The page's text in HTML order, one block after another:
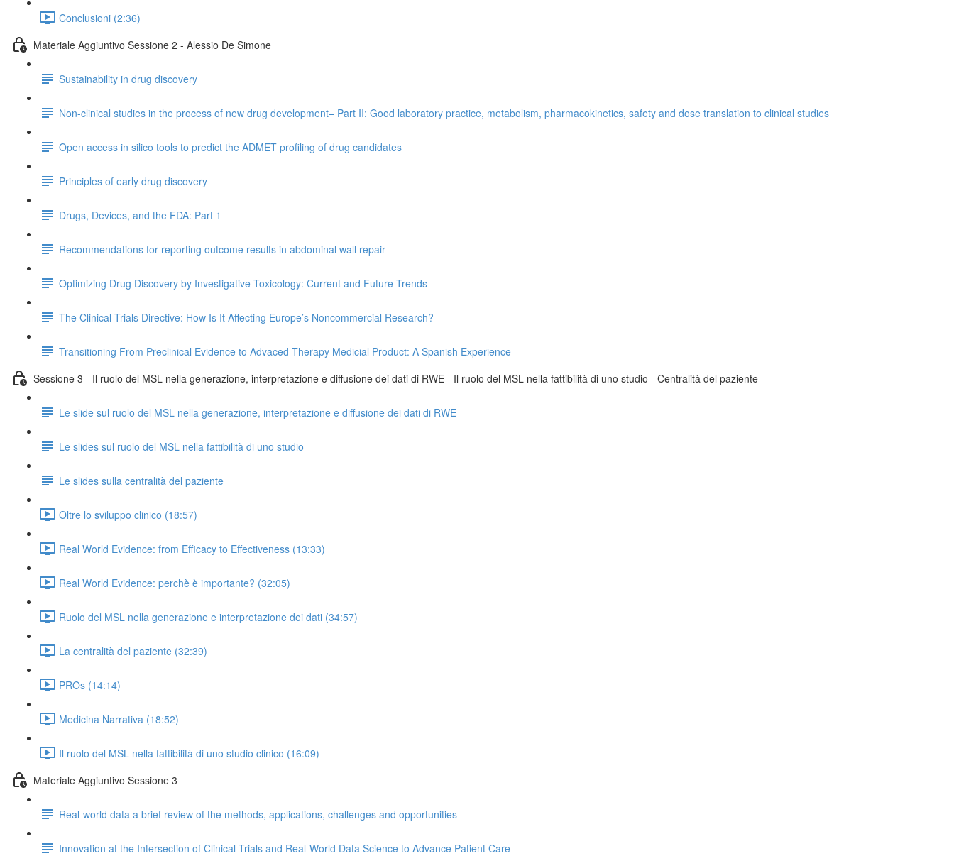
Conclusioni (2:36)
Materiale Aggiuntivo Sessione 2 - Alessio De Simone
Sustainability in drug discovery
Non-clinical studies in the process of new drug development– Part II: Good laboratory practice, metabolism, pharmacokinetics, safety and dose translation to clinical studies
Open access in silico tools to predict the ADMET profiling of drug candidates
Principles of early drug discovery
Drugs, Devices, and the FDA: Part 1
Recommendations for reporting outcome results in abdominal wall repair
Optimizing Drug Discovery by Investigative Toxicology: Current and Future Trends
The Clinical Trials Directive: How Is It Affecting Europe’s Noncommercial Research?
Transitioning From Preclinical Evidence to Advaced Therapy Medicial Product: A Spanish Experience
Sessione 3 - Il ruolo del MSL nella generazione, interpretazione e diffusione dei dati di RWE - Il ruolo del MSL nella fattibilità di uno studio - Centralità del paziente
Le slide sul ruolo del MSL nella generazione, interpretazione e diffusione dei dati di RWE
Le slides sul ruolo del MSL nella fattibilità di uno studio
Le slides sulla centralità del paziente
Oltre lo sviluppo clinico (18:57)
Real World Evidence: from Efficacy to Effectiveness (13:33)
Real World Evidence: perchè è importante? (32:05)
Ruolo del MSL nella generazione e interpretazione dei dati (34:57)
La centralità del paziente (32:39)
PROs (14:14)
Medicina Narrativa (18:52)
Il ruolo del MSL nella fattibilità di uno studio clinico (16:09)
Materiale Aggiuntivo Sessione 3
Real-world data a brief review of the methods, applications, challenges and opportunities
Innovation at the Intersection of Clinical Trials and Real-World Data Science to Advance Patient Care